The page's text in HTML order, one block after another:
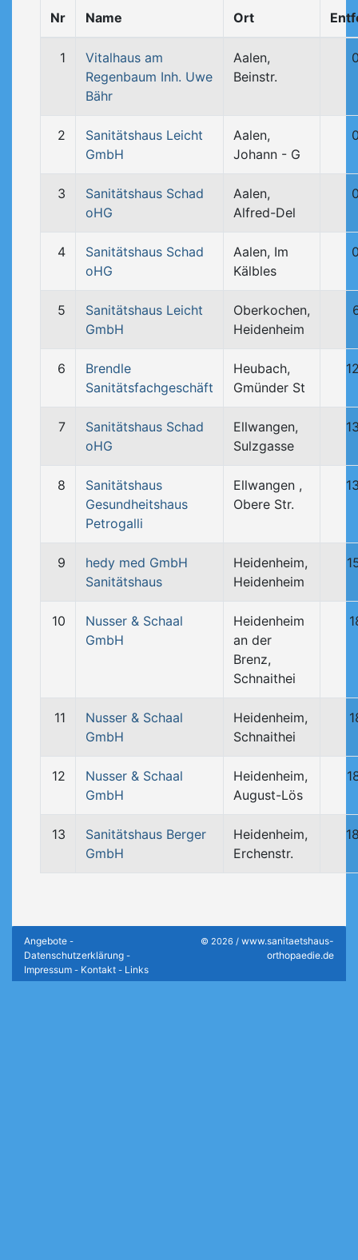
Nr Name Ort
1
Vitalhaus am
Regenbaum Inh. Uwe
Bähr
Aalen,
Beinstr.
2
Sanitätshaus Leicht
GmbH
Aalen,
Johann - G
3
Sanitätshaus Schad
oHG
Aalen,
Alfred-Del
4
Sanitätshaus Schad
oHG
Aalen, Im
Kälbles
5
Sanitätshaus Leicht
GmbH
Oberkochen,
Heidenheim
6
Brendle
Sanitätsfachgeschäft
Heubach,
Gmünder St
7
Sanitätshaus Schad
oHG
Ellwangen,
Sulzgasse
8
Sanitätshaus
Gesundheitshaus
Petrogalli
Ellwangen ,
Obere Str.
9
hedy med GmbH
Sanitätshaus
Heidenheim,
Heidenheim
10
Nusser & Schaal
GmbH
Heidenheim
an der
Brenz,
Schnaithei
11
Nusser & Schaal
GmbH
Heidenheim,
Schnaithei
12
Nusser & Schaal
GmbH
Heidenheim,
August-Lös
13
Sanitätshaus Berger
GmbH
Heidenheim,
Erchenstr.
Angebote -
Datenschutzerklärung -
Impressum - Kontakt - Links
© 2026 / www.sanitaetshaus-
orthopaedie.de